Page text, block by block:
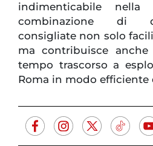
indimenticabile nella
combinazione di
consigliate non solo
ma contribuisce anche
tempo trascorso a
Roma in modo efficiente